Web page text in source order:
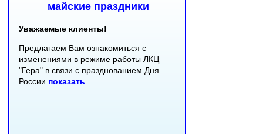
майские праздники
Уважаемые клиенты!
Предлагаем Вам ознакомиться с
изменениями в режиме работы ЛКЦ
"Гера" в связи с празднованием Дня
России показать